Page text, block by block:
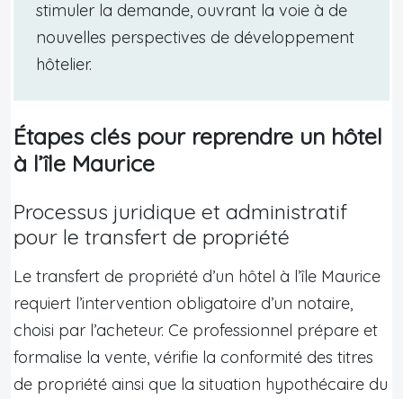
stimuler la demande, ouvrant la voie à de
nouvelles perspectives de développement
hôtelier.
Étapes clés pour reprendre un hôtel
à l’île Maurice
Processus juridique et administratif
pour le transfert de propriété
Le transfert de propriété d’un hôtel à l’île Maurice
requiert l’intervention obligatoire d’un notaire,
choisi par l’acheteur. Ce professionnel prépare et
formalise la vente, vérifie la conformité des titres
de propriété ainsi que la situation hypothécaire du